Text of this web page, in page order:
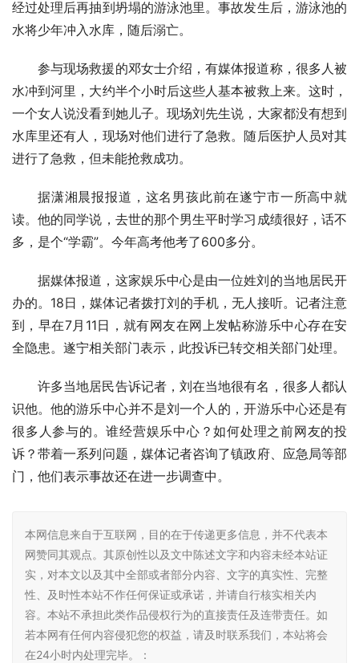
经过处理后再抽到坍塌的游泳池里。事故发生后，游泳池的
水将少年冲入水库，随后溺亡。
参与现场救援的邓女士介绍，有媒体报道称，很多人被
水冲到河里，大约半个小时后这些人基本被救上来。这时，
一个女人说没看到她儿子。现场刘先生说，大家都没有想到
水库里还有人，现场对他们进行了急救。随后医护人员对其
进行了急救，但未能抢救成功。
据潇湘晨报报道，这名男孩此前在遂宁市一所高中就
读。他的同学说，去世的那个男生平时学习成绩很好，话不
多，是个“学霸”。今年高考他考了600多分。
据媒体报道，这家娱乐中心是由一位姓刘的当地居民开
办的。18日，媒体记者拨打刘的手机，无人接听。记者注意
到，早在7月11日，就有网友在网上发帖称游乐中心存在安
全隐患。遂宁相关部门表示，此投诉已转交相关部门处理。
许多当地居民告诉记者，刘在当地很有名，很多人都认
识他。他的游乐中心并不是刘一个人的，开游乐中心还是有
很多人参与的。谁经营娱乐中心？如何处理之前网友的投
诉？带着一系列问题，媒体记者咨询了镇政府、应急局等部
门，他们表示事故还在进一步调查中。
本网信息来自于互联网，目的在于传递更多信息，并不代表本
网赞同其观点。其原创性以及文中陈述文字和内容未经本站证
实，对本文以及其中全部或者部分内容、文字的真实性、完整
性、及时性本站不作任何保证或承诺，并请自行核实相关内
容。本站不承担此类作品侵权行为的直接责任及连带责任。如
若本网有任何内容侵犯您的权益，请及时联系我们，本站将会
在24小时内处理完毕。：